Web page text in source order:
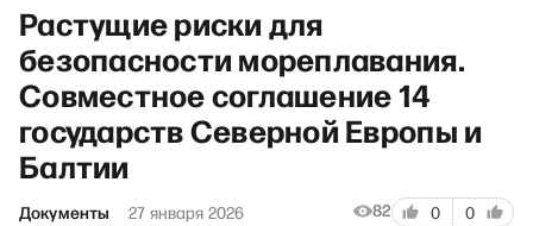
Растущие риски для
безопасности мореплавания.
Совместное соглашение 14
государств Северной Европы и
Балтии
Документы 27 января 2026 82 0 0